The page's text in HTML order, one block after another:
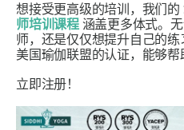
想接受更高级的培训，我们的
师培训课程涵盖更多体式。
师，还是仅仅想提升自己的
美国瑜伽联盟的认证，能够帮
立即注册！